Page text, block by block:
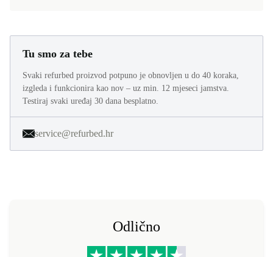
Tu smo za tebe
Svaki refurbed proizvod potpuno je obnovljen u do 40 koraka,
izgleda i funkcionira kao nov – uz min. 12 mjeseci jamstva.
Testiraj svaki uređaj 30 dana besplatno.
service@refurbed.hr
Odlično